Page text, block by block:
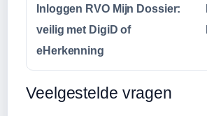
Inloggen RVO Mijn Dossier:
veilig met DigiD of
eHerkenning
Veelgestelde vragen